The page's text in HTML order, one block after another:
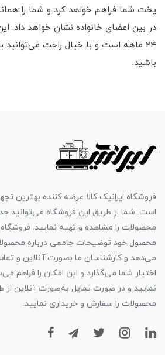
پخت شما فراهم خواهد کرد و شما را
در بین اعضای خانواده نشان خواهد داد.
۲۴ ماهه است و با خیال راحت
باشید.
فروشگاه ایرانیک کالا عرضه کننده بهترین
است. شما از طریق این فروشگاه می‌توانید
محصولات را مشاهده و تهیه نمایید. فروشگاه
محصول خود توضیحات جامعی درباره
می‌دهد و کارشناسان ما بصورت آنلاین و
اختیار شما می‌گذارد و این امکان را فراهم
نمایید و در صورت تمایل به‌صورت آنلاین از
محصولات را سفارش و خریداری نمایید.